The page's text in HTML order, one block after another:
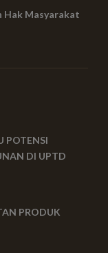
Hak Masyarakat
POTENSI
DI UPTD
PRODUK